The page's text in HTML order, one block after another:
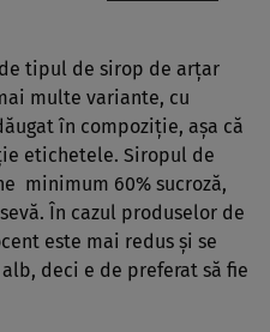
tipul de sirop de arţar
multe variante, cu
în compoziţie, aşa că
etichetele. Siropul de
minimum 60% sucroză,
În cazul produselor de
este mai redus şi se
deci e de preferat să fie